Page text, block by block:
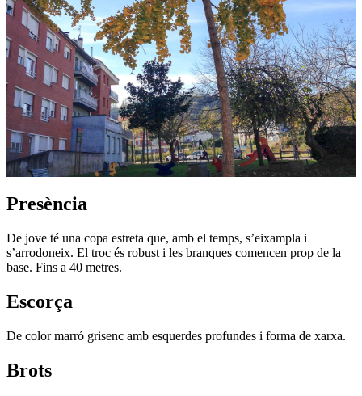
Presència
De jove té una copa estreta que, amb el temps, s’eixampla i
s’arrodoneix. El troc és robust i les branques comencen prop de la
base. Fins a 40 metres.
Escorça
De color marró grisenc amb esquerdes profundes i forma de xarxa.
Brots